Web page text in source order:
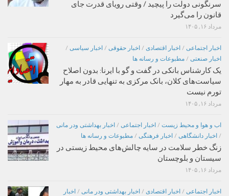
سرنگونی دولت را پیچید / وقتی رویای قدرت جای
قانون را می‌گیرد
مرداد ۱۶, ۱۴۰۵
اخبار اجتماعی / اخبار اقتصادی / اخبار حقوقی / اخبار سیاسی /
اخبار صنعتی / مطبوعات و رسانه ها
یک کارشناس بانکی در گفت و گو با ایرنا: بدون اصلاح
سیاست‌های کلان، بانک مرکزی به تنهایی قادر به مهار
تورم نیست
مرداد ۱۶, ۱۴۰۵
اب و هوا و محیط زیست / اخبار اجتماعی / اخبار بهداشتی ودر مانی
/ اخبار دانشگاهی / اخبار فرهنگی / مطبوعات و رسانه ها
زنگ خطر سلامت در سایه چالش‌های محیط زیستی در
سیستان و بلوچستان
مرداد ۱۶, ۱۴۰۵
اخبار اجتماعی / اخبار اقتصادی / اخبار بهداشتی ودر مانی / اخبار